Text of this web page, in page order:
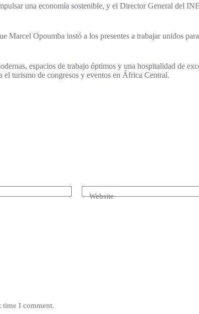
una economía sostenible, y el Director General del
Marcel Opoumba instó a los presentes a trabajar unidos
espacios de trabajo óptimos y una hospitalidad de
turismo de congresos y eventos en África Central.
Website
time I comment.